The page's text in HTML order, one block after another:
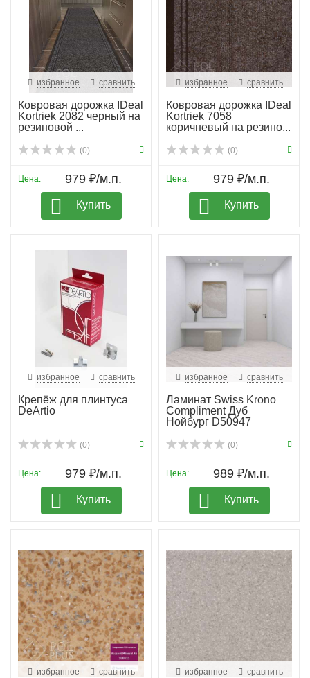
избранное сравнить
Ковровая дорожка IDeal
Kortriek 2082 черный на
резиновой ...
(0)
Цена: 979 ₽/м.п.
Купить
избранное сравнить
Ковровая дорожка IDeal
Kortriek 7058
коричневый на резино...
(0)
Цена: 979 ₽/м.п.
Купить
избранное сравнить
Крепёж для плинтуса
DeArtio
(0)
Цена: 979 ₽/м.п.
Купить
избранное сравнить
Ламинат Swiss Krono
Compliment Дуб
Нойбург D50947
(0)
Цена: 989 ₽/м.п.
Купить
избранное сравнить избранное сравнить